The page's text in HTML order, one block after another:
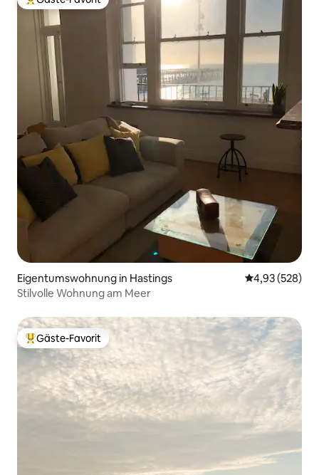
Beliebter Gäste-Favorit.
Eigentumswohnung in Hastings
4,93 (528)
Stilvolle Wohnung am Meer
Beliebter Gäste-Favorit.
Gäste-Favorit